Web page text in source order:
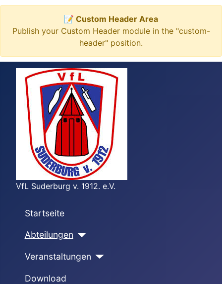
📝 Custom Header Area
Publish your Custom Header module in the "custom-
header" position.
VfL Suderburg v. 1912. e.V.
Startseite
Abteilungen
Veranstaltungen
Download